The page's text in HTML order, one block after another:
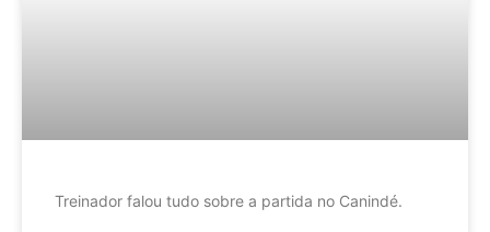
Treinador falou tudo sobre a partida no Canindé.